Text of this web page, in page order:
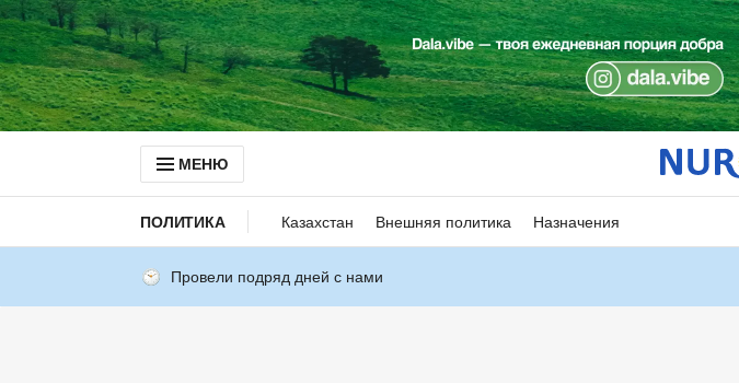
МЕНЮ
ПОЛИТИКА Казахстан Внешняя политика Назначения
Провели подряд дней с нами